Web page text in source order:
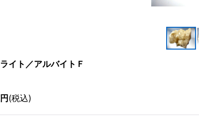
イト／アルバイトＦ
円(税込)